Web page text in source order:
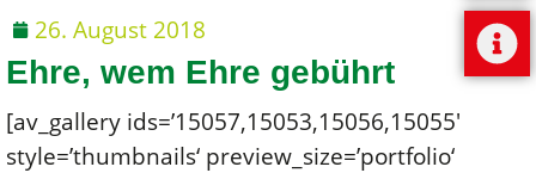
26. August 2018
Ehre, wem Ehre gebührt
[av_gallery ids=’15057,15053,15056,15055′
style=’thumbnails‘ preview_size=’portfolio‘